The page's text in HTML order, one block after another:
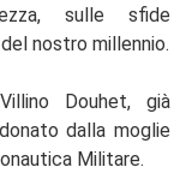
sulle sfide
nostro millennio.
Douhet, già
dalla moglie
Militare.